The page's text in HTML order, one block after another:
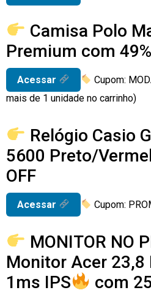
Camisa Polo
Premium com
Acessar
Cupom:
mais de 1 unidade no carrinho)
Relógio Casio
5600 Preto/
OFF
Acessar Cupom:
MONITOR NO
Monitor Acer 23,8
1ms IPS
com